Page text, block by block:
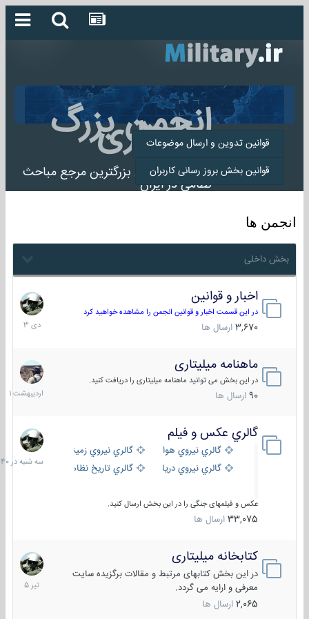
انجمن بزرگ
میلیتاری
انجمن میلیتاری بزرگترین مرجع مباحث
نظامی در ایران
قوانین تدوین و ارسال موضوعات
قوانین بخش بروز رسانی کاربران
انجمن ها
بخش داخلی
اخبار و قوانین
در این قسمت اخبار و قوانین انجمن را مشاهده خواهید کرد
3,670 ارسال ها
22
دی
1403
ماهنامه میلیتاری
در این بخش می توانید ماهنامه میلیتاری را دریافت کنید.
90 ارسال ها
30
1401
گالري عكس و فيلم
گالري نيروي هوايي
گالري نيروي زميني
گالري نيروي دريايي
گالري تاریخ نظامی
عکس و فیلمهای جنگی را در این بخش ارسال کنید.
33,075 ارسال ها
سه
شنبه
در
کتابخانه میلیتاری
در این بخش کتابهای مرتبط و مقالات برگزیده سایت
معرفی و ارایه می گردد.
2,065 ارسال ها
16
تیر
1405